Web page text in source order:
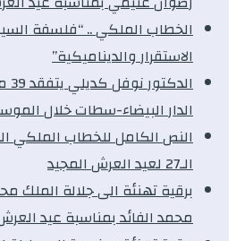
الخطاب الملكي .. “فلسفة
الاستقرار والديناميكية”
الدار البيضاء-سطات خلال الموسم
النص الكامل للخطاب الملكي
الـ27 لعيد العرش المجيد
برقية تهنئة الى جلالة الملك
محمد الفائد بمناسبة عيد